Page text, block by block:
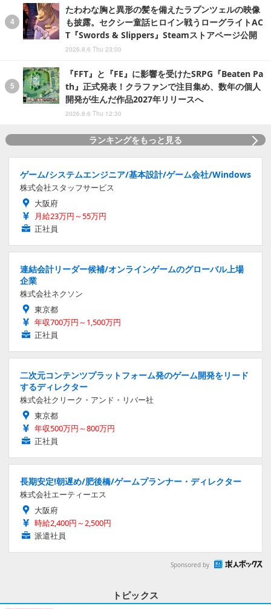
たわわな胸と異形の髪を備えたラプンツェルの映像
も披露。セクシー童話ヒロイン戦うローグライトAC
T『Swords & Slippers』Steamストアページ公開
2026.8.6 Thu 23:00
『FFT』と『FE』に影響を受けたSRPG『Beaten Pa
th』正式発表！クラファンで注目集め、数年の個人
開発が生んだ作品2027年リリースへ
2026.8.6 Thu 12:30
ランキングをもっと見る
ゲーム/システムエンジニア/基本設計/ゲーム会社/Windows
株式会社スタッフサービス
大阪府
月給23万円～55万円
正社員
連結会計リーダー候補/オンラインゲームのグローバル上場
企業
株式会社ネクソン
東京都
年収700万円～1,500万円
正社員
二次元コンテンツプラットフォーム発のゲーム開発をリード
するディレクター
株式会社クリーク・アンド・リバー社
東京都
年収500万円～800万円
正社員
長期安定!朝遅め/肥後橋/ゲームプランナー・ディレクター
株式会社エーティーエス
大阪府
時給2,400円～2,500円
派遣社員
Sponsored by
トピックス